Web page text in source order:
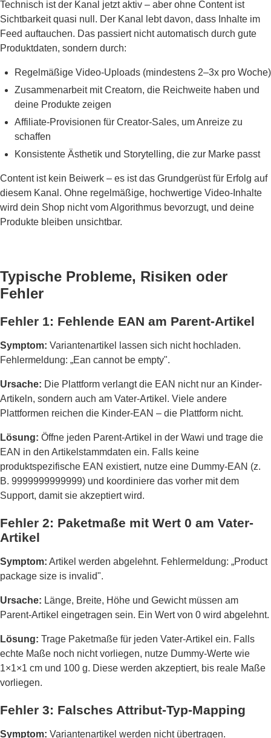
Technisch ist der Kanal jetzt aktiv – aber ohne Content ist
Sichtbarkeit quasi null. Der Kanal lebt davon, dass Inhalte im
Feed auftauchen. Das passiert nicht automatisch durch gute
Produktdaten, sondern durch:
Regelmäßige Video-Uploads (mindestens 2–3x pro Woche)
Zusammenarbeit mit Creatorn, die Reichweite haben und
deine Produkte zeigen
Affiliate-Provisionen für Creator-Sales, um Anreize zu
schaffen
Konsistente Ästhetik und Storytelling, die zur Marke passt
Content ist kein Beiwerk – es ist das Grundgerüst für Erfolg auf
diesem Kanal. Ohne regelmäßige, hochwertige Video-Inhalte
wird dein Shop nicht vom Algorithmus bevorzugt, und deine
Produkte bleiben unsichtbar.
Typische Probleme, Risiken oder
Fehler
Fehler 1: Fehlende EAN am Parent-Artikel
Symptom: Variantenartikel lassen sich nicht hochladen.
Fehlermeldung: „Ean cannot be empty".
Ursache: Die Plattform verlangt die EAN nicht nur an Kinder-
Artikeln, sondern auch am Vater-Artikel. Viele andere
Plattformen reichen die Kinder-EAN – die Plattform nicht.
Lösung: Öffne jeden Parent-Artikel in der Wawi und trage die
EAN in den Artikelstammdaten ein. Falls keine
produktspezifische EAN existiert, nutze eine Dummy-EAN (z.
B. 9999999999999) und koordiniere das vorher mit dem
Support, damit sie akzeptiert wird.
Fehler 2: Paketmaße mit Wert 0 am Vater-
Artikel
Symptom: Artikel werden abgelehnt. Fehlermeldung: „Product
package size is invalid".
Ursache: Länge, Breite, Höhe und Gewicht müssen am
Parent-Artikel eingetragen sein. Ein Wert von 0 wird abgelehnt.
Lösung: Trage Paketmaße für jeden Vater-Artikel ein. Falls
echte Maße noch nicht vorliegen, nutze Dummy-Werte wie
1×1×1 cm und 100 g. Diese werden akzeptiert, bis reale Maße
vorliegen.
Fehler 3: Falsches Attribut-Typ-Mapping
Symptom: Variantenartikel werden nicht übertragen.